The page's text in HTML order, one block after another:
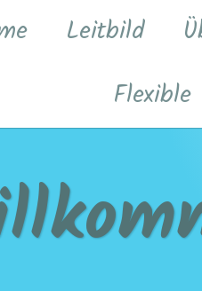
Leitbild
Flexible